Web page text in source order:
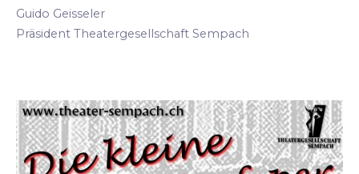
Guido Geisseler
Präsident Theatergesellschaft Sempach